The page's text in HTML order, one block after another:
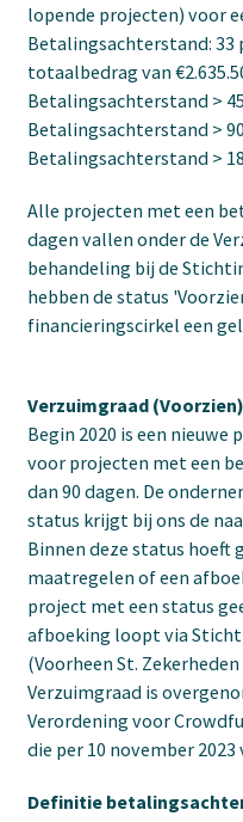
lopende projecten) voor
Betalingsachterstand: 33
totaalbedrag van
Betalingsachterstand >
Betalingsachterstand >
Betalingsachterstand >
Alle projecten met een
dagen vallen onder de
behandeling bij de
hebben de status
financieringscirkel een
Verzuimgraad (Voorzien)
Begin 2020 is een
voor projecten met een
dan 90 dagen. De
status krijgt bij ons de
Binnen deze status hoeft
maatregelen of een
project met een status
afboeking loopt via
(Voorheen St.
Verzuimgraad is
Verordening voor
die per 10 november 2023
Definitie